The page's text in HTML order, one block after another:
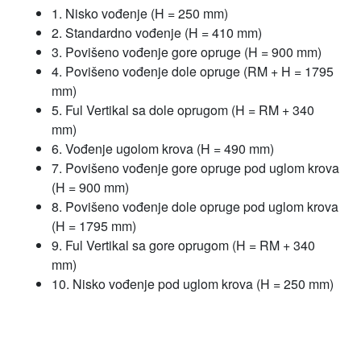
1. Nisko vođenje (H = 250 mm)
2. Standardno vođenje (H = 410 mm)
3. Povišeno vođenje gore opruge (H = 900 mm)
4. Povišeno vođenje dole opruge (RM + H = 1795
mm)
5. Ful Vertikal sa dole oprugom (H = RM + 340
mm)
6. Vođenje ugolom krova (H = 490 mm)
7. Povišeno vođenje gore opruge pod uglom krova
(H = 900 mm)
8. Povišeno vođenje dole opruge pod uglom krova
(H = 1795 mm)
9. Ful Vertikal sa gore oprugom (H = RM + 340
mm)
10. Nisko vođenje pod uglom krova (H = 250 mm)